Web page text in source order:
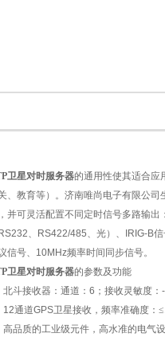
卫星对时服务器的通用性使其适合应
、教育等）。济南唯尚电子有限公司
并可灵活配置不同定时信号多路输出
RS232、 RS422/485、光）、 IRIG-B
信号、 10MHz频率时间同步信号。
卫星对时服务器的参数及功能
北斗接收器：通道： 6 ；接收灵敏度：
12通道GPS卫星接收，频率准确度：≤
高品质的工业级元件，高水准的电气